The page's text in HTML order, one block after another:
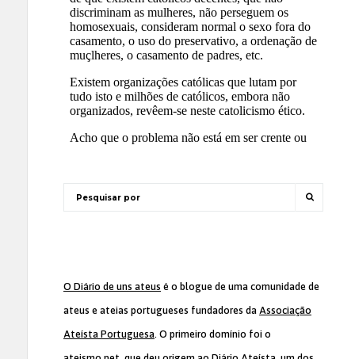
O Diário de uns ateus é o blogue de uma comunidade de
ateus e ateias portugueses fundadores da Associação
Ateísta Portuguesa. O primeiro domínio foi o